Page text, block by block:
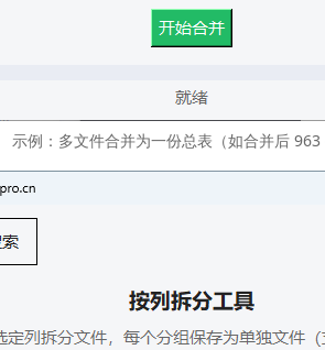
示例：多文件合并为一份总表（如合并后 963